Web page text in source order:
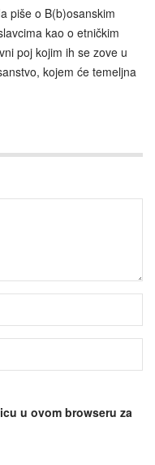
piše o B(b)osanskim
kao o etničkim
poj kojim ih se zove u
kojem će temeljna
u ovom browseru za